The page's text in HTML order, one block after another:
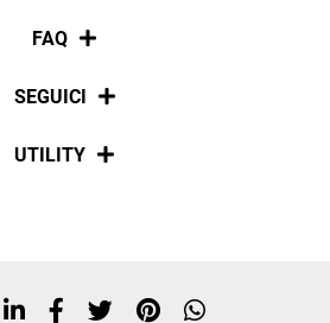
Chi siamo
FAQ
Pagamenti
SEGUICI
Social
UTILITY
Top ricerche